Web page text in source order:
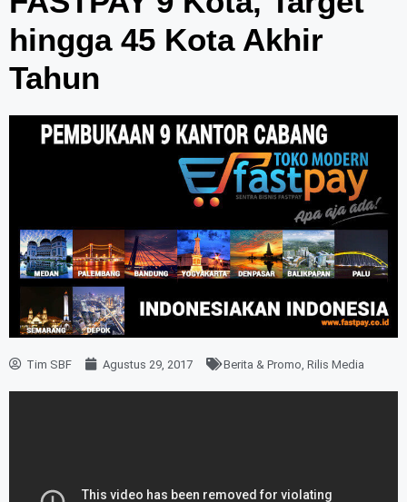
hingga 45 Kota Akhir
Tahun
Tim SBF Agustus 29, 2017 Berita & Promo Rilis Media